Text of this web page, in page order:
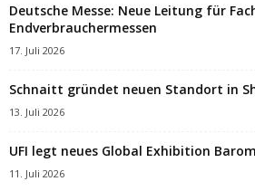
Deutsche Messe: Neue Leitung für
Endverbrauchermessen
17. Juli 2026
Schnaitt gründet neuen Standort in
13. Juli 2026
UFI legt neues Global Exhibition
11. Juli 2026